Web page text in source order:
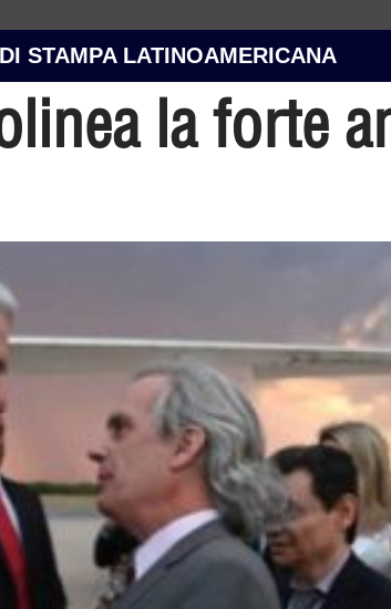
STAMPA LATINOAMERICANA
la forte